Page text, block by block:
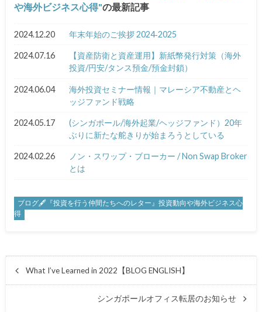
や海外ビジネス心得 の最新記事
2024.12.20 年末年始のご挨拶 2024‐2025
2024.07.16
【資産防衛と資産運用】新紙幣発行対策（海外
投資/円安/タンス預金/預金封鎖）
2024.06.04
海外投資セミナー情報｜マレーシア不動産とヘ
ッジファンド戦略
2024.05.17
(シンガポール/海外起業/ヘッジファンド）20年
ぶりに新たな舵きりが始まろうとしている
2024.02.26
ノン・スワップ・ブローカー / Non Swap Broker
とは
ブログ🖋『投資を行う仲間たちへのレター』投資動向や海外ビジネス心
得
What I’ve Learned in 2022【BLOG ENGLISH】
シンガポールオフィス転居のお知らせ